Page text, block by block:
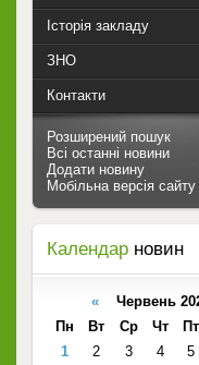
Історія закладу
ЗНО
Контакти
Розширений пошук
Всі останні новини
Додати новину
Мобільна версія сайту
Календар новин
«Червень
Пн
Вт Ср Чт Пт
1
2 3 4 5